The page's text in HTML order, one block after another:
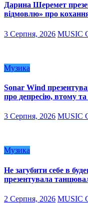
Дарина Шеремет
відмовлю» про
3 Серпня, 2026 MUSIC
Музика
Sonar Wind
про депресію, втому
3 Серпня, 2026 MUSIC
Музика
Не загубити себе в
презентувала
2 Серпня, 2026 MUSIC